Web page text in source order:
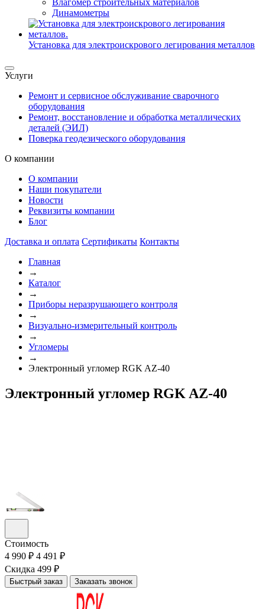
Влагомер строительных материалов
Динамометры
Установка для электроискрового легирования металлов
Услуги
Ремонт и сервисное обслуживание сварочного
оборудования
Ремонт, восстановление и обработка металлических
деталей (ЭИЛ)
Поверка геодезического оборудования
О компании
О компании
Наши покупатели
Новости
Реквизиты компании
Блог
Доставка и оплата Сертификаты Контакты
Главная
→
Каталог
→
Приборы неразрушающего контроля
→
Визуально-измерительный контроль
→
Угломеры
→
Электронный угломер RGK AZ-40
Электронный угломер RGK AZ-40
Стоимость
4 990 ₽ 4 491 ₽
Скидка 499 ₽
Быстрый заказ Заказать звонок